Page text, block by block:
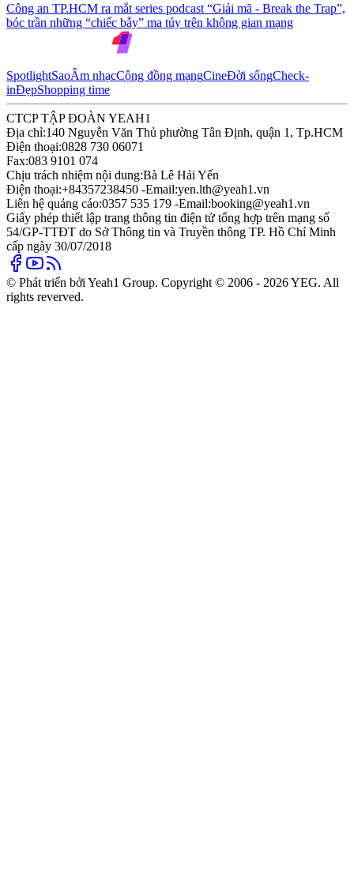
Công an TP.HCM ra mắt series podcast “Giải mã - Break the Trap”,
bóc trần những “chiếc bẫy” ma túy trên không gian mạng
SpotlightSaoÂm nhạcCộng đồng mạngCineĐời sốngCheck-
inĐẹpShopping time
CTCP TẬP ĐOÀN YEAH1
Địa chỉ:140 Nguyễn Văn Thủ phường Tân Định, quận 1, Tp.HCM
Điện thoại:0828 730 06071
Fax:083 9101 074
Chịu trách nhiệm nội dung:Bà Lê Hải Yến
Điện thoại:+84357238450 -Email:yen.lth@yeah1.vn
Liên hệ quảng cáo:0357 535 179 -Email:booking@yeah1.vn
Giấy phép thiết lập trang thông tin điện tử tổng hợp trên mạng số
54/GP-TTĐT do Sở Thông tin và Truyền thông TP. Hồ Chí Minh
cấp ngày 30/07/2018
© Phát triển bởi Yeah1 Group. Copyright © 2006 - 2026 YEG. All
rights reverved.